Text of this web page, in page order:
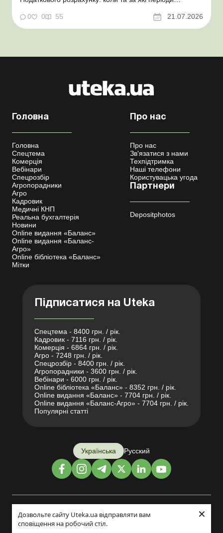
Дозвольте сайту Uteka.ua відправляти вам
сповіщення на робочий стіл.
×
відстрочки від призову під час мобілізації удосконалено
Кабмін утворив Координаційний центр з організації
бронювання військовозобов’язаних Верховна ...
0 0 55 21.07.2026
Головна
Головна
Спецтема
Комерція
Вебінари
Спецрозбір
Агропорадники
Агро
Кадровик
Медичні КНП
Реальна бухгалтерія
Новини
Online видання «Баланс»
Online видання «Баланс-
Агро»
Online бібліотека «Баланс»
Мітки
Про нас
Про нас
Зв'язатися з нами
Техпідтримка
Наші телефони
Користувацька угода
Партнери
Depositphotos
Підписатися на Uteka
Спецтема - 8400 грн. / рік.
Кадровик - 7116 грн. / рік.
Комерція - 6864 грн. / рік.
Агро - 7248 грн. / рік.
Спецрозбір - 8400 грн. / рік.
Агропорадники - 3600 грн. / рік.
Вебінари - 6000 грн. / рік.
Online бібліотека «Баланс» - 8352 грн. / рік.
Online видання «Баланс» - 7704 грн. / рік.
Online видання «Баланс-Агро» - 7704 грн. / рік.
Популярні статті
Українська Русский
Дизайн і розробка: